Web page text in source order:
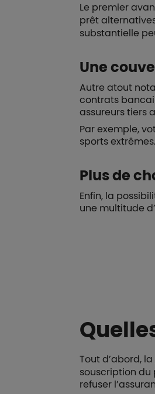
Le premier
prêt
substantielle
Une
Autre atout
contrats
assureurs tiers
Par exemple,
sports extrêmes.
Plus de
Enfin, la
une multitude
Tout d’abord, la
souscription du
refuser